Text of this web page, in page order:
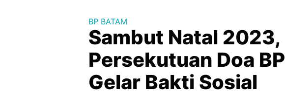
BP BATAM
Sambut Natal 2023,
Persekutuan Doa
Gelar Bakti Sosial